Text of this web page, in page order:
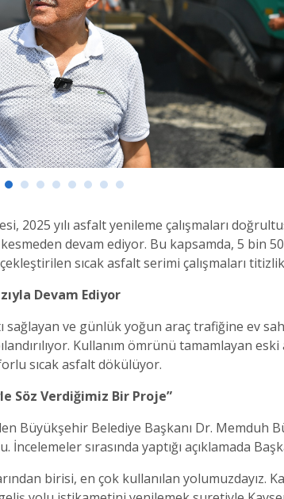
2025 yılı asfalt yenileme çalışmaları
kesmeden devam ediyor. Bu kapsamda, 5
sıcak asfalt serimi çalışmaları
Devam Ediyor
sağlayan ve günlük yoğun araç trafiğine ev
Kullanım ömrünü tamamlayan
sıcak asfalt dökülüyor.
Söz Verdiğimiz Bir Proje”
Büyükşehir Belediye Başkanı Dr. Memduh
sırasında yaptığı açıklamada
birisi, en çok kullanılan yolumuzdayız.